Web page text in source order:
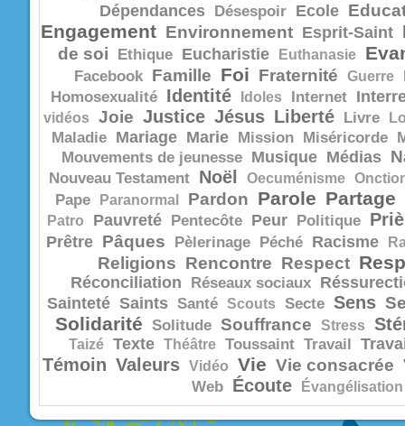
Dépendances
Désespoir Ecole
Engagement Environnement Esprit-Saint
de soi Ethique Eucharistie Euthanasie
Facebook Famille Foi Fraternité Guerre
Homosexualité
Identité Idoles Internet
vidéos Joie Justice Jésus Liberté Livre
Maladie Mariage Marie Mission Miséricorde
Mouvements de jeunesse
Musique Médias
Nouveau Testament Noël Oecuménisme
Pape Paranormal Pardon Parole Partage
Patro Pauvreté Pentecôte Peur Politique
Prêtre Pâques Pèlerinage Péché Racisme
Religions Rencontre Respect
Réconciliation Réseaux sociaux
Sainteté Saints Santé Scouts Secte Sens
Solidarité Solitude Souffrance Stress
Taizé Texte Théâtre Toussaint Travail
Témoin Valeurs Vidéo Vie Vie consacrée
Web Écoute Évangélisation